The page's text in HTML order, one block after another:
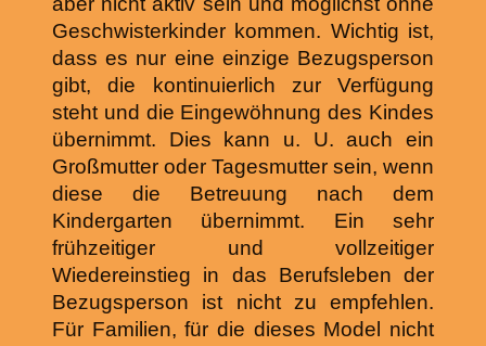
Geschwisterkinder kommen. Wichtig ist,
dass es nur eine einzige Bezugsperson
gibt, die kontinuierlich zur Verfügung
steht und die Eingewöhnung des Kindes
übernimmt. Dies kann u. U. auch ein
Großmutter oder Tagesmutter sein, wenn
diese die Betreuung nach dem
Kindergarten übernimmt. Ein sehr
frühzeitiger und vollzeitiger
Wiedereinstieg in das Berufsleben der
Bezugsperson ist nicht zu empfehlen.
Für Familien, für die dieses Model nicht